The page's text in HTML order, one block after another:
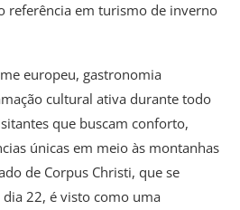
referência em turismo de inverno
europeu, gastronomia
cultural ativa durante todo
que buscam conforto,
únicas em meio às montanhas
de Corpus Christi, que se
22, é visto como uma